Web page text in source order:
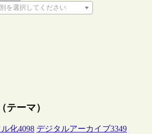
を選択してください
ください
テーマ）
ル化4098 デジタルアーカイブ3349